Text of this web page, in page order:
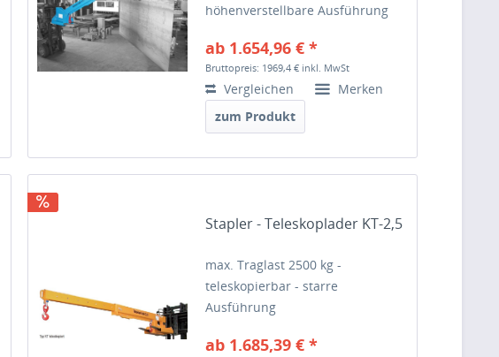
höhenverstellbare Ausführung
ab 1.654,96 € *
Bruttopreis: 1969,4 € inkl. MwSt
Vergleichen
Merken
zum Produkt
Stapler - Teleskoplader KT-2,5
max. Traglast 2500 kg -
teleskopierbar - starre
Ausführung
ab 1.685,39 € *